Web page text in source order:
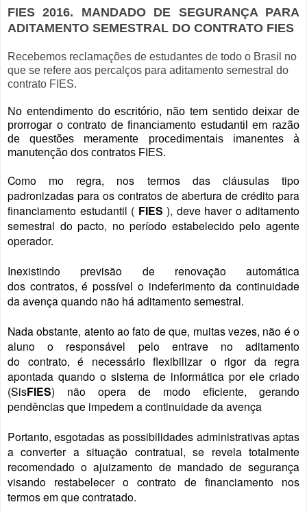
FIES 2016. MANDADO DE SEGURANÇA PARA
ADITAMENTO SEMESTRAL DO CONTRATO FIES
Recebemos reclamações de estudantes de todo o Brasil no
que se refere aos percalços para aditamento semestral do
contrato FIES.
No entendimento do escritório, não tem sentido deixar de
prorrogar o contrato de financiamento estudantil em razão
de questões meramente procedimentais imanentes à
manutenção dos contratos FIES.
Como mo regra, nos termos das cláusulas tipo
padronizadas para os contratos de abertura de crédito para
financiamento estudantil ( FIES ), deve haver o aditamento
semestral do pacto, no período estabelecido pelo agente
operador.
Inexistindo previsão de renovação
automática
dos contratos, é possível o indeferimento da continuidade
da avença quando não há aditamento semestral.
Nada obstante, atento ao fato de que, muitas vezes, não é o
aluno o responsável pelo entrave no aditamento
do contrato, é necessário flexibilizar o rigor da regra
apontada quando o sistema de informática por ele criado
(SisFIES) não opera de modo eficiente, gerando
pendências que impedem a continuidade da avença
Portanto, esgotadas as possibilidades administrativas aptas
a converter a situação contratual, se revela totalmente
recomendado o ajuizamento de mandado de segurança
visando restabelecer o contrato de financiamento nos
termos em que contratado.